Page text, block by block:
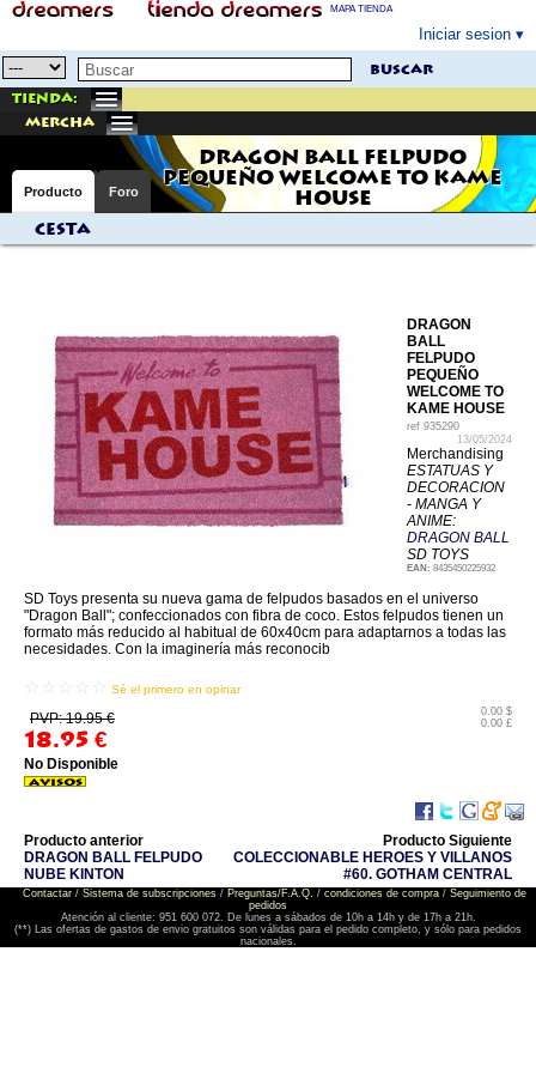
MAPA TIENDA
Iniciar sesion
buscar
Tienda:
mercha
DRAGON BALL FELPUDO
PEQUEÑO WELCOME TO KAME
HOUSE
Producto Foro
Cesta
DRAGON
BALL
FELPUDO
PEQUEÑO
WELCOME TO
KAME HOUSE
ref 935290
13/05/2024
Merchandising
ESTATUAS Y
DECORACION
- MANGA Y
ANIME:
DRAGON BALL
SD TOYS
EAN: 8435450225932
SD Toys presenta su nueva gama de felpudos basados en el universo
"Dragon Ball"; confeccionados con fibra de coco. Estos felpudos tienen un
formato más reducido al habitual de 60x40cm para adaptarnos a todas las
necesidades. Con la imaginería más reconocib
Sé el primero en opinar
PVP: 19.95 €
18.95 €
0.00 $
0.00 £
No Disponible
Producto anterior
DRAGON BALL FELPUDO
NUBE KINTON
Producto Siguiente
COLECCIONABLE HEROES Y VILLANOS
#60. GOTHAM CENTRAL
Contactar/ Sistema de subscripciones/ Preguntas/F.A.Q. / condiciones de compra/ Seguimiento de
pedidos
Atención al cliente: 951 600 072. De lunes a sábados de 10h a 14h y de 17h a 21h.
(**) Las ofertas de gastos de envio gratuitos son válidas para el pedido completo, y sólo para pedidos
nacionales.